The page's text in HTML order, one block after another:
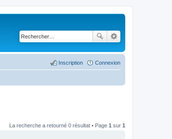
Connexion
Inscription
La recherche a retourné 0 résultat • Page 1 sur 1